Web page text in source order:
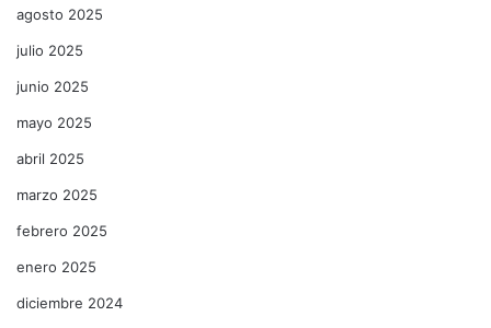
agosto 2025
julio 2025
junio 2025
mayo 2025
abril 2025
marzo 2025
febrero 2025
enero 2025
diciembre 2024